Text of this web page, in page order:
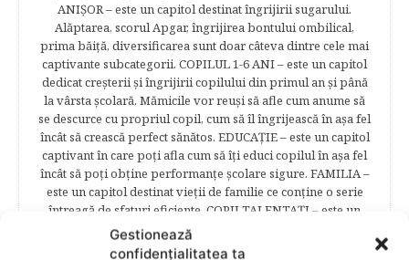
Gestionează
confidențialitatea ta
ANIŞOR – este un capitol destinat îngrijirii sugarului.
Alăptarea, scorul Apgar, îngrijirea bontului ombilical,
prima băiţă, diversificarea sunt doar câteva dintre cele mai
captivante subcategorii. COPILUL 1-6 ANI – este un capitol
dedicat creşterii şi îngrijirii copilului din primul an şi până
la vârsta şcolară. Mămicile vor reuşi să afle cum anume să
se descurce cu propriul copil, cum să îl îngrijească în aşa fel
încât să crească perfect sănătos. EDUCAŢIE – este un capitol
captivant în care poţi afla cum să îţi educi copilul în aşa fel
încât să poţi obţine performanţe şcolare sigure. FAMILIA –
este un capitol destinat vieţii de familie ce conţine o serie
întreagă de sfaturi eficiente. COPII TALENTAŢI – este un
capitol fascinant dedicat copiilor valoroși ai țării. ÎNVAŢĂ
SĂ PREVII! –sunt prezentate soluţii de prevenire a